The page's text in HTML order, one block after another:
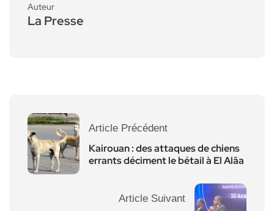
Auteur
La Presse
Article Précédent
Kairouan : des attaques de chiens
errants déciment le bétail à El Alâa
Article Suivant